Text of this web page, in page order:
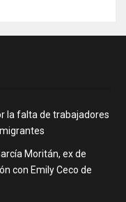
la falta de trabajadores
Moritán, ex de
con Emily Ceco de